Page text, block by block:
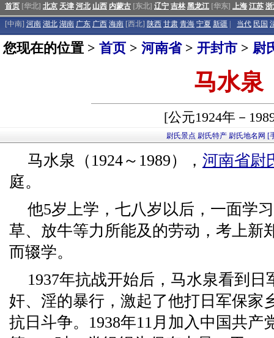
首页 [华北] 北京 天津 河北 山西 内蒙古 [东北] 辽宁 吉林 黑龙江 [华东] 上海 江苏
[中南] 河南 湖北 湖南 广东 广西 海南 [西北] 陕西 甘肃 青海 宁夏 新疆 当代 民国
您现在的位置 > 首页 > 河南省> 开封市 > 尉
马水泉
[公元1924年－
尉氏景点 尉氏特产 尉氏地名网 [
马水泉（1924～1989）， 河南省尉
庭。
他5岁上学，七八岁以后，一面学
草、放牛等力所能及的劳动，考上新
而辍学。
1937年抗战开始后，马水泉看到
奸、淫的暴行，激起了他打日军保家
抗日斗争。1938年11月加入中国共产